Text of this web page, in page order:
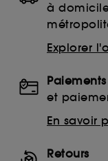
à
Explorer
et
En savoir
Retours